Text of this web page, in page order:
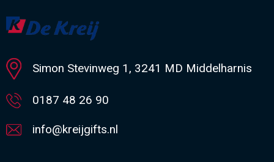
Minimale afname: 1
Simon Stevinweg 1, 3241 MD Middelharnis
0187 48 26 90
info@kreijgifts.nl